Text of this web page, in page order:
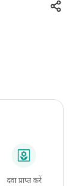
दवा प्राप्त करें